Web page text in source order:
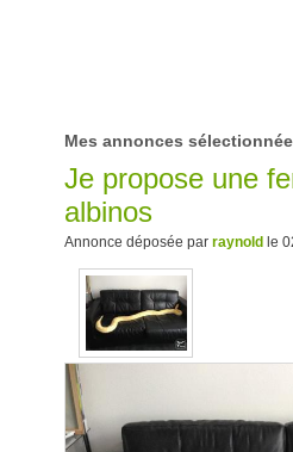
Mes annonces
Je propose une
albinos
Annonce déposée par raynold le